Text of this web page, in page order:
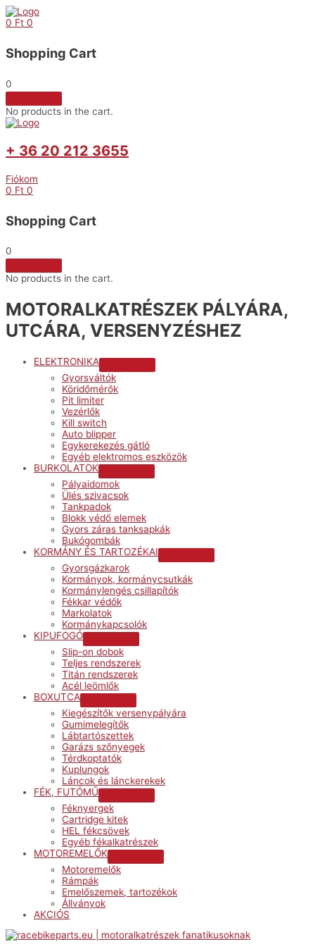
Skip
to
0 Ft 0
Shopping Cart
0
No products in the cart.
+ 36 20 212 3655
Fiókom
0 Ft 0
Shopping Cart
0
No products in the cart.
MOTORALKATRÉSZEK PÁLYÁRA,
UTCÁRA, VERSENYZÉSHEZ
ELEKTRONIKA
Gyorsváltók
Köridőmérők
Pit limiter
Vezérlők
Kill switch
Auto blipper
Egykerekezés gátló
Egyéb elektromos eszközök
BURKOLATOK
Pályaidomok
Ülés szivacsok
Tankpadok
Blokk védő elemek
Gyors záras tanksapkák
Bukógombák
KORMÁNY ÉS TARTOZÉKAI
Gyorsgázkarok
Kormányok, kormánycsutkák
Kormánylengés csillapítók
Fékkar védők
Markolatok
Kormánykapcsolók
KIPUFOGÓ
Toggle
Slip-on dobok
Teljes rendszerek
Titán rendszerek
Acél leömlők
BOXUTCA
Toggle
Kiegészítők versenypályára
Gumimelegítők
Lábtartószettek
Garázs szőnyegek
Térdkoptatók
Kuplungok
Láncok és lánckerekek
FÉK, FUTÓMŰ
Féknyergek
Cartridge kitek
HEL fékcsövek
Egyéb fékalkatrészek
MOTOREMELŐK
Motoremelők
Rámpák
Emelőszemek, tartozékok
Állványok
AKCIÓS
Menu